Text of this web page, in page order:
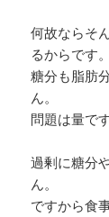
何故ならそ
るからです。
糖分も脂肪
ん。
問題は量です
過剰に糖分
ん。
ですから食